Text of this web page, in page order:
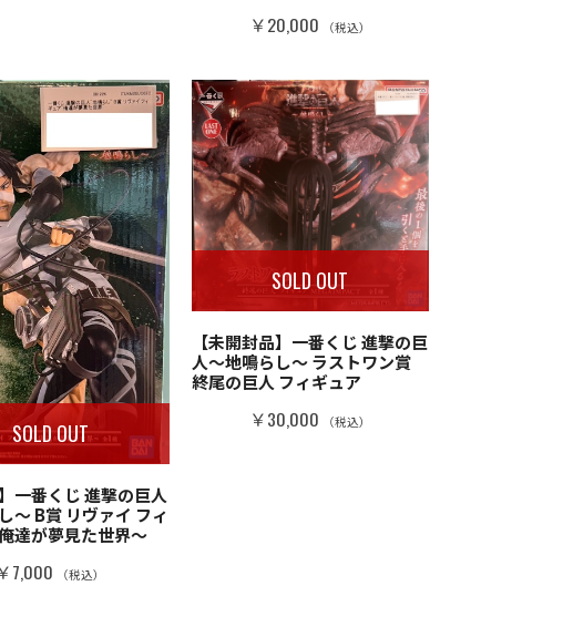
￥20,000 （税込）
SOLD OUT
一番くじ 進撃の巨人
～ B賞 リヴァイ フィ
達が夢見た世界～
7,000 （税込）
SOLD OUT
【未開封品】一番くじ 進撃の巨
人～地鳴らし～ ラストワン賞
終尾の巨人 フィギュア
￥30,000 （税込）